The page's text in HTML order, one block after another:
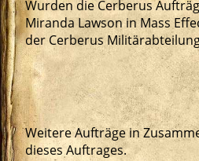
Wurden die Cerberus
Miranda Lawson in Mass
der Cerberus
Weitere Aufträge in
dieses Auftrages.